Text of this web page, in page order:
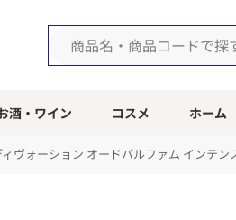
酒・ワイン コスメ ホーム
ヴォーション オードパルファム インテン